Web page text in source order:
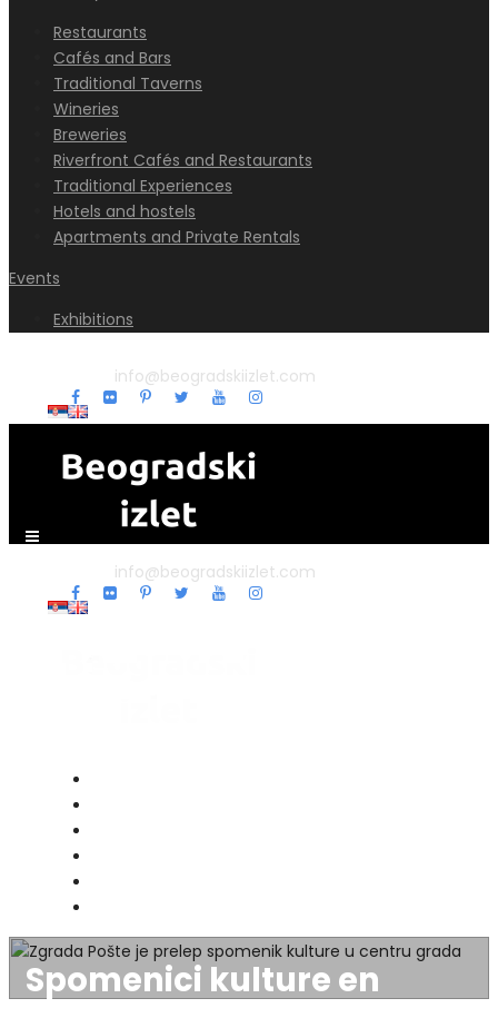
Restaurants
Cafés and Bars
Traditional Taverns
Wineries
Breweries
Riverfront Cafés and Restaurants
Traditional Experiences
Hotels and hostels
Apartments and Private Rentals
Events
Exhibitions
info@beogradskiizlet.com
info@beogradskiizlet.com
Spomenici kulture en